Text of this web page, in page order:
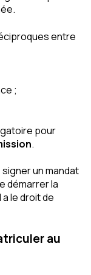
entre
;
pour
.
un mandat
démarrer la
a le droit de
au